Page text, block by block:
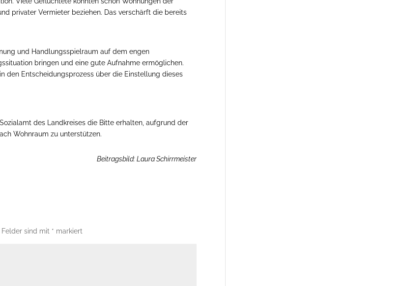
privater Vermieter beziehen. Das verschärft die bereits
und Handlungsspielraum auf dem engen
bringen und eine gute Aufnahme ermöglichen.
den Entscheidungsprozess über die Einstellung dieses
des Landkreises die Bitte erhalten, aufgrund der
Wohnraum zu unterstützen.
Beitragsbild: Laura Schirrmeister
sind mit * markiert